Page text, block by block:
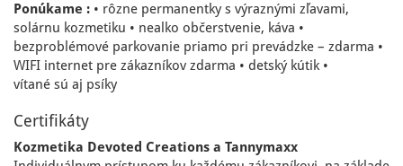
Ponúkame : • rôzne permanentky s výraznými zľavami,
solárnu kozmetiku • nealko občerstvenie, káva •
bezproblémové parkovanie priamo pri prevádzke – zdarma •
WIFI internet pre zákazníkov zdarma • detský kútik •
vítané sú aj psíky
Certifikáty
Kozmetika Devoted Creations a Tannymaxx